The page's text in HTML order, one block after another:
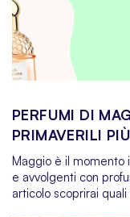
PERFUMI DI
PRIMAVERILI
Maggio è il momento
e avvolgenti con
articolo scoprirai